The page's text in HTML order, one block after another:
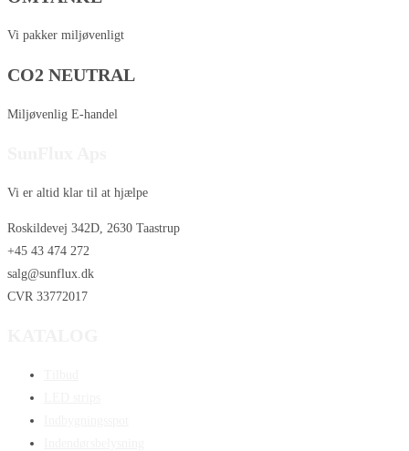
Vi pakker miljøvenligt
CO2 NEUTRAL
Miljøvenlig E-handel
Vi er altid klar til at hjælpe
Roskildevej 342D, 2630 Taastrup
+45 43 474 272
salg@sunflux.dk
CVR 33772017